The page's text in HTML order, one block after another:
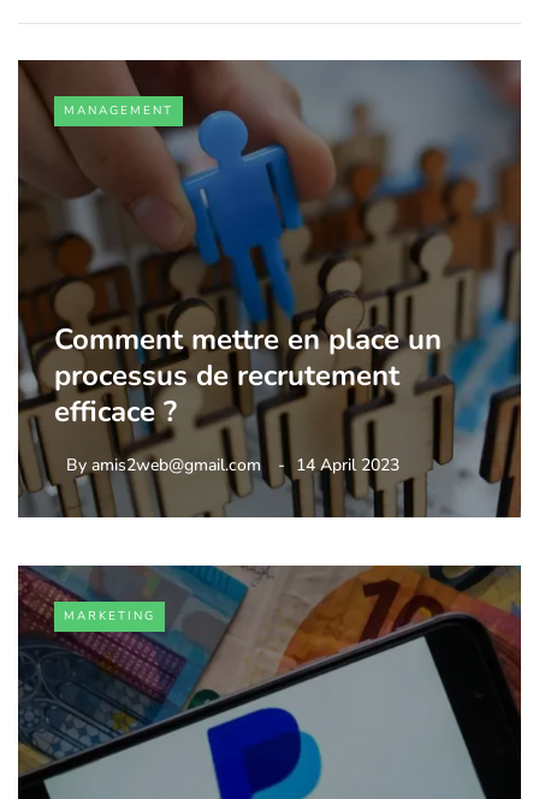
MANAGEMENT
Comment mettre en place un
processus de recrutement
efficace ?
By amis2web@gmail.com 14 April 2023
MARKETING